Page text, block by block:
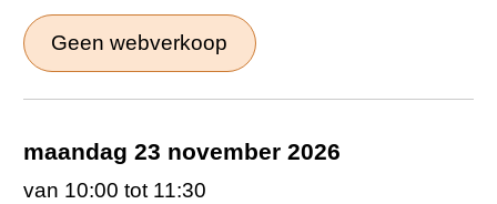
Geen webverkoop
maandag 23 november 2026
van 10:00 tot 11:30